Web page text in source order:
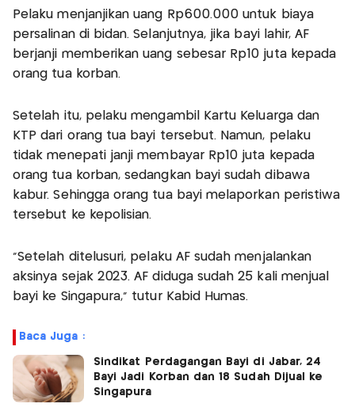
Pelaku menjanjikan uang Rp600.000 untuk biaya
persalinan di bidan. Selanjutnya, jika bayi lahir, AF
berjanji memberikan uang sebesar Rp10 juta kepada
orang tua korban.
Setelah itu, pelaku mengambil Kartu Keluarga dan
KTP dari orang tua bayi tersebut. Namun, pelaku
tidak menepati janji membayar Rp10 juta kepada
orang tua korban, sedangkan bayi sudah dibawa
kabur. Sehingga orang tua bayi melaporkan peristiwa
tersebut ke kepolisian.
"Setelah ditelusuri, pelaku AF sudah menjalankan
aksinya sejak 2023. AF diduga sudah 25 kali menjual
bayi ke Singapura," tutur Kabid Humas.
Baca Juga :
Sindikat Perdagangan Bayi di Jabar, 24
Bayi Jadi Korban dan 18 Sudah Dijual ke
Singapura